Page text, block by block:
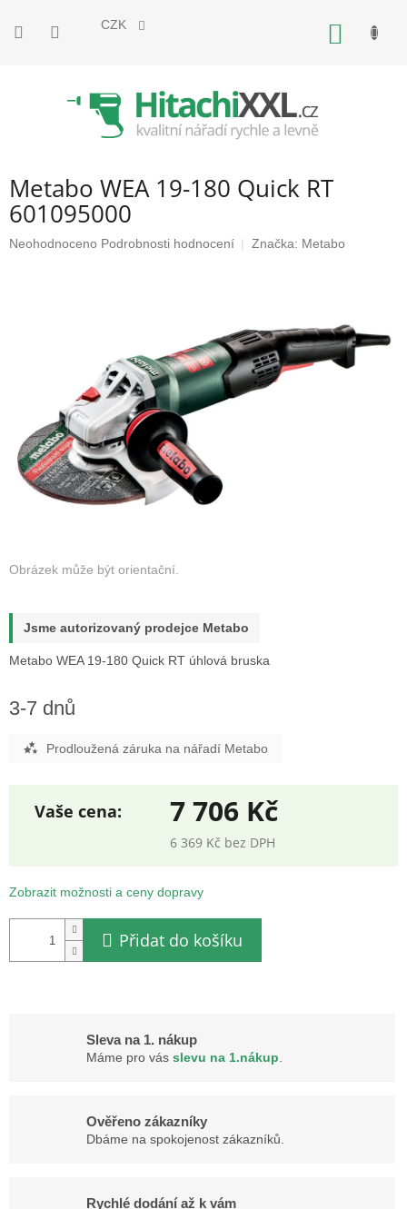
obsah
CZK
Metabo WEA 19-180 Quick RT
601095000
Průměrné
Neohodnoceno Podrobnosti hodnocení Značka: Metabo
Jsme autorizovaný prodejce Metabo
Metabo WEA 19-180 Quick RT úhlová bruska
3-7 dnů
Prodloužená záruka na nářadí Metabo
7 706 Kč
6 369 Kč bez DPH
cena:
Zobrazit možnosti a ceny dopravy
Přidat do košíku
Sleva na 1. nákup
Máme pro vás slevu na 1.nákup
Ověřeno zákazníky
Dbáme na spokojenost zákazníků.
Rychlé dodání až k vám